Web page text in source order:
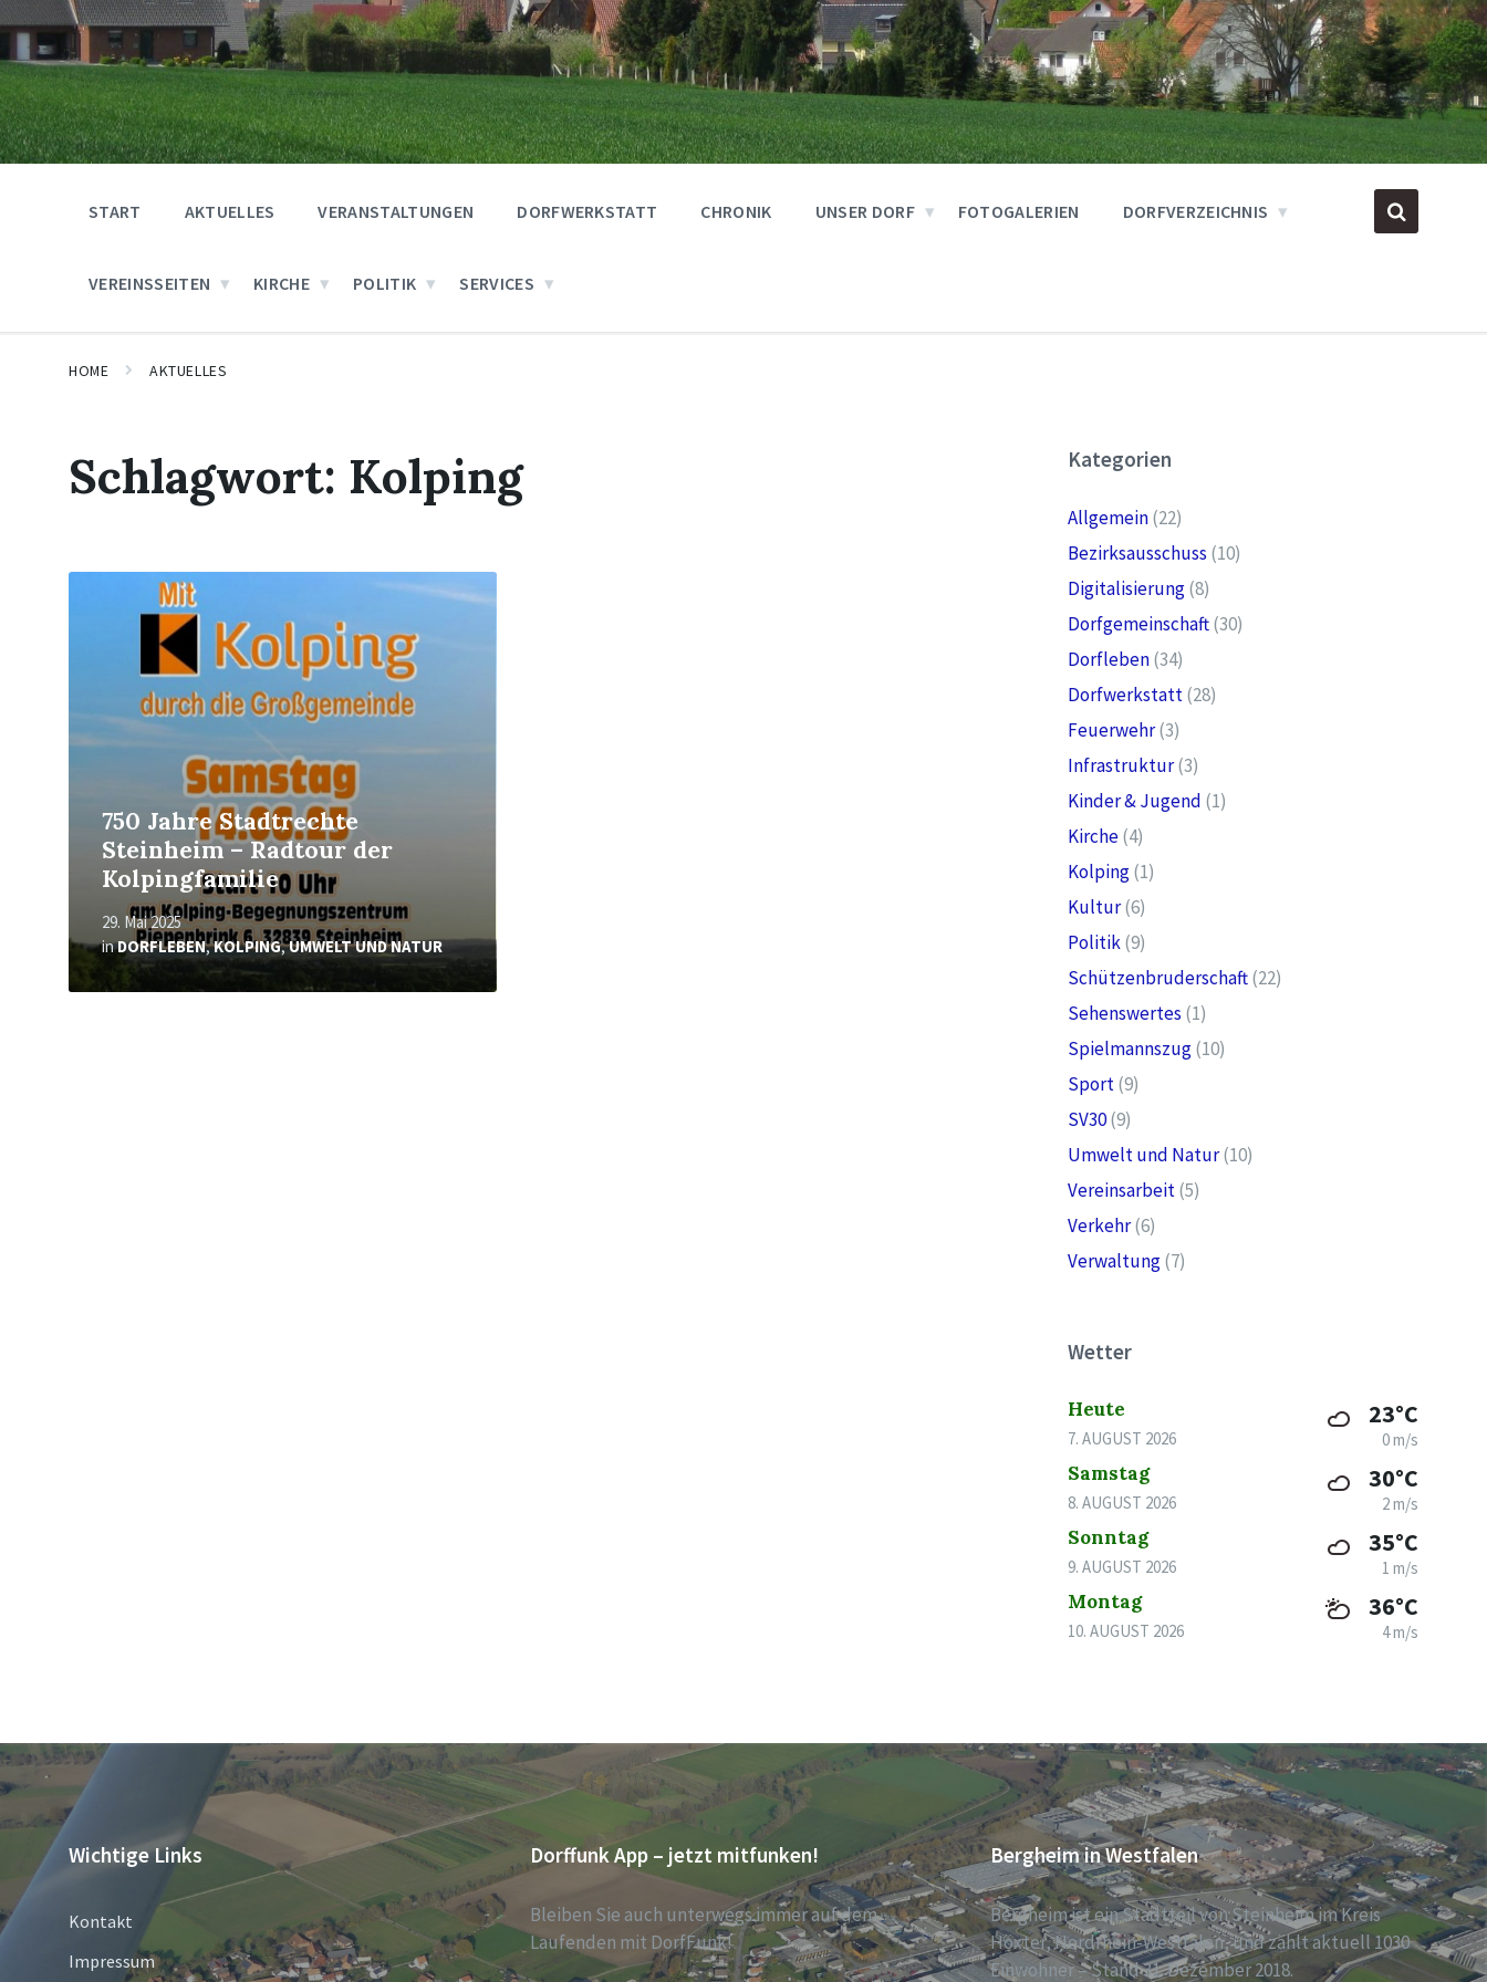
START AKTUELLES VERANSTALTUNGEN DORFWERKSTATT CHRONIK UNSER DORF FOTOGALERIEN DORFVERZEICHNIS
VEREINSSEITEN KIRCHE POLITIK SERVICES
HOME AKTUELLES
Schlagwort: Kolping
750 Jahre Stadtrechte
Steinheim – Radtour der
Kolpingfamilie
29. Mai 2025
inDORFLEBEN,KOLPING,UMWELT UND NATUR
Mehr
Kategorien
Allgemein(22)
Bezirksausschuss (10)
Digitalisierung(8)
Dorfgemeinschaft(30)
Dorfleben(34)
Dorfwerkstatt(28)
Feuerwehr(3)
Infrastruktur(3)
Kinder & Jugend (1)
Kirche(4)
Kolping(1)
Kultur(6)
Politik(9)
Schützenbruderschaft(22)
Sehenswertes (1)
Spielmannszug(10)
Sport(9)
SV30(9)
Umwelt und Natur(10)
Vereinsarbeit(5)
Verkehr(6)
Verwaltung(7)
Wetter
Heute
7. AUGUST 2026
23°C
0 m/s
Samstag
8. AUGUST 2026
30°C
2 m/s
Sonntag
9. AUGUST 2026
35°C
1 m/s
Montag
10. AUGUST 2026
36°C
4 m/s
Wichtige Links
Kontakt
Impressum
Dorffunk App – jetzt mitfunken!
Bleiben Sie auch unterwegs immer auf dem
Laufenden mit DorfFunk!
Bergheim in Westfalen
Bergheim ist ein Stadtteil von Steinheim im Kreis
Höxter, Nordrhein-Westfalen, und zählt aktuell 1030
Einwohner – Stand 31. Dezember 2018.